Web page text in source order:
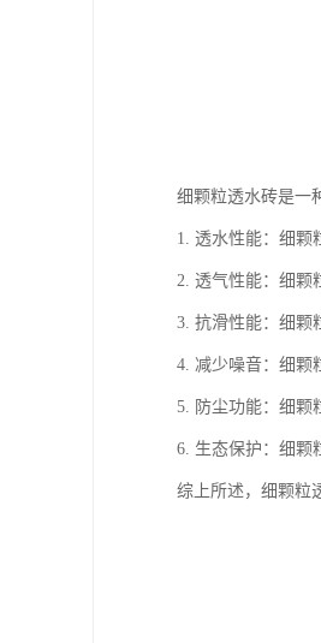
细颗粒透水砖是一
1. 透水性能：细颗
2. 透气性能：细颗
3. 抗滑性能：细颗
4. 减少噪音：细颗
5. 防尘功能：细颗
6. 生态保护：细颗
综上所述，细颗粒